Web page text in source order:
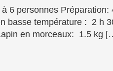
à 6 personnes
basse température : 2 h
en morceaux: 1.5 kg